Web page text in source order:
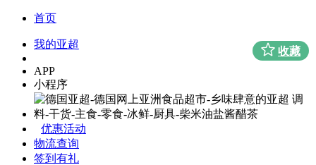
首页
我的亚超
APP
小程序
优惠活动
物流查询
签到有礼
收藏